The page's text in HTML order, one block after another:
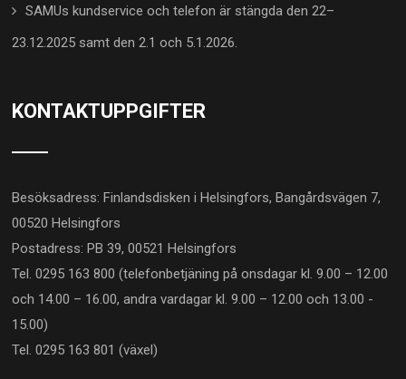
SAMUs kundservice och telefon är stängda den 22–
23.12.2025 samt den 2.1 och 5.1.2026.
KONTAKTUPPGIFTER
Besöksadress: Finlandsdisken i Helsingfors, Bangårdsvägen 7,
00520 Helsingfors
Postadress: PB 39, 00521 Helsingfors
Tel. 0295 163 800 (telefonbetjäning på onsdagar kl. 9.00 – 12.00
och 14.00 – 16.00, andra vardagar kl. 9.00 – 12.00 och 13.00 -
15.00)
Tel. 0295 163 801 (växel)